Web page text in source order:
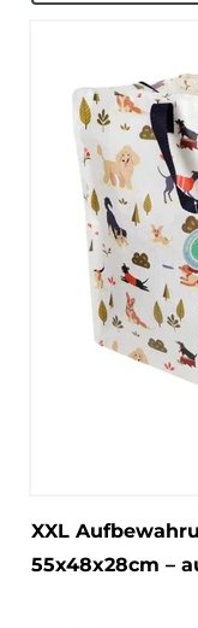
XXL
55x48x28cm –